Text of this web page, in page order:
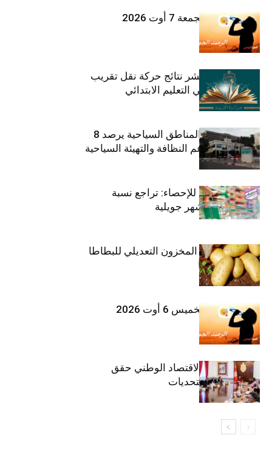
طقس اليوم الجمعة 7 أوت 2026
وزارة التربية تنشر نتائج حركة نقل تقريب
الأزواج لمدرّسي التعليم الابتدائي
صندوق حماية المناطق السياحية يرصد 8
مليون دينار لدعم النظافة والتهيئة السياحية
المعهد الوطني للإحصاء: تراجع نسبة
التضخم خلال شهر جويلية
وزارة الفلاحة : المخزون التعديلي للبطاطا
بلغ 12392 طنا
طقس اليوم الخميس 6 أوت 2026
وزيرة المالية: الاقتصاد الوطني حقق
مكاسب رغم التحديات